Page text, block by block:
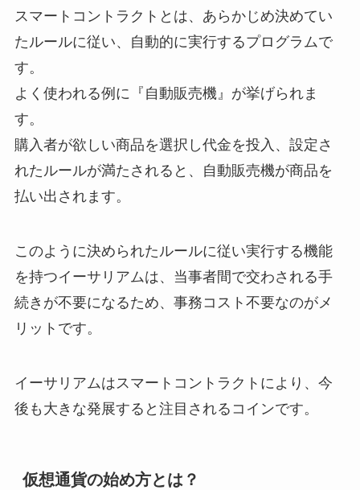
スマートコントラクトとは、あらかじめ決めてい
たルールに従い、自動的に実行するプログラムで
す。
よく使われる例に『自動販売機』が挙げられま
す。
購入者が欲しい商品を選択し代金を投入、設定さ
れたルールが満たされると、自動販売機が商品を
払い出されます。
このように決められたルールに従い実行する機能
を持つイーサリアムは、当事者間で交わされる手
続きが不要になるため、事務コスト不要なのがメ
リットです。
イーサリアムはスマートコントラクトにより、今
後も大きな発展すると注目されるコインです。
仮想通貨の始め方とは？